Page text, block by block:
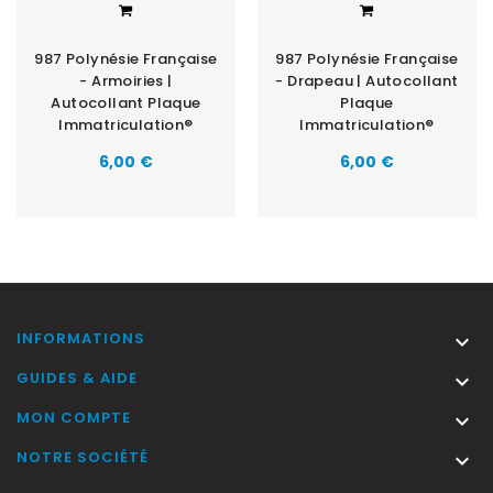
987 Polynésie Française
- Armoiries |
Autocollant Plaque
Immatriculation®
Prix
6,00 €
987 Polynésie Française
- Drapeau | Autocollant
Plaque
Immatriculation®
Prix
6,00 €
INFORMATIONS 
GUIDES & AIDE 
MON COMPTE 
NOTRE SOCIÉTÉ 